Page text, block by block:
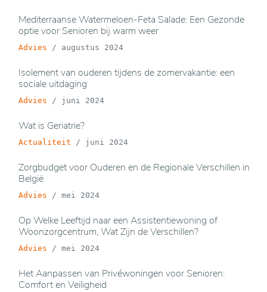
Mediterraanse Watermeloen-Feta Salade: Een Gezonde
optie voor Senioren bij warm weer
Advies / augustus 2024
Isolement van ouderen tijdens de zomervakantie: een
sociale uitdaging
Advies / juni 2024
Wat is Geriatrie?
Actualiteit / juni 2024
Zorgbudget voor Ouderen en de Regionale Verschillen in
België
Advies / mei 2024
Op Welke Leeftijd naar een Assistentiewoning of
Woonzorgcentrum, Wat Zijn de Verschillen?
Advies / mei 2024
Het Aanpassen van Privéwoningen voor Senioren:
Comfort en Veiligheid